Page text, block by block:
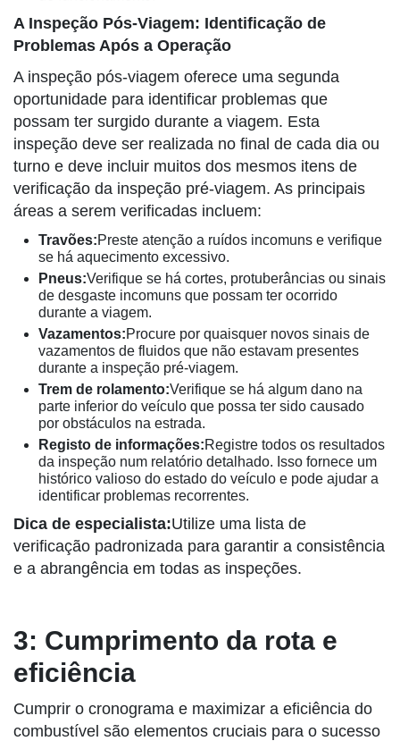
A Inspeção Pós-Viagem: Identificação de
Problemas Após a Operação
A inspeção pós-viagem oferece uma segunda
oportunidade para identificar problemas que
possam ter surgido durante a viagem. Esta
inspeção deve ser realizada no final de cada dia ou
turno e deve incluir muitos dos mesmos itens de
verificação da inspeção pré-viagem. As principais
áreas a serem verificadas incluem:
Travões:Preste atenção a ruídos incomuns e verifique
se há aquecimento excessivo.
Pneus:Verifique se há cortes, protuberâncias ou sinais
de desgaste incomuns que possam ter ocorrido
durante a viagem.
Vazamentos:Procure por quaisquer novos sinais de
vazamentos de fluidos que não estavam presentes
durante a inspeção pré-viagem.
Trem de rolamento:Verifique se há algum dano na
parte inferior do veículo que possa ter sido causado
por obstáculos na estrada.
Registo de informações:Registre todos os resultados
da inspeção num relatório detalhado. Isso fornece um
histórico valioso do estado do veículo e pode ajudar a
identificar problemas recorrentes.
Dica de especialista:Utilize uma lista de
verificação padronizada para garantir a consistência
e a abrangência em todas as inspeções.
3: Cumprimento da rota e
eficiência
Cumprir o cronograma e maximizar a eficiência do
combustível são elementos cruciais para o sucesso